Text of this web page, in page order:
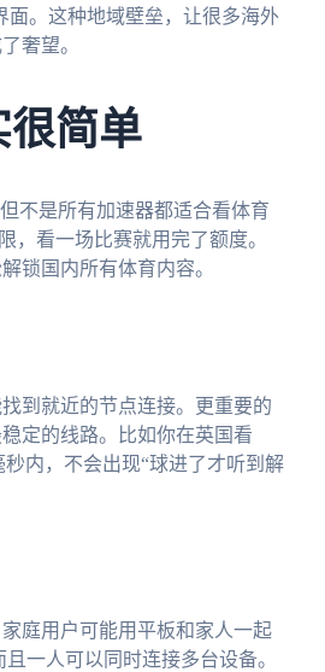
面。这种地域壁垒，让很多海外
奢望。
很简单
不是所有加速器都适合看体育
看一场比赛就用完了额度。
锁国内所有体育内容。
到就近的节点连接。更重要的
定的线路。比如你在英国看
内，不会出现“球进了才听到解
庭用户可能用平板和家人一起
一人可以同时连接多台设备。